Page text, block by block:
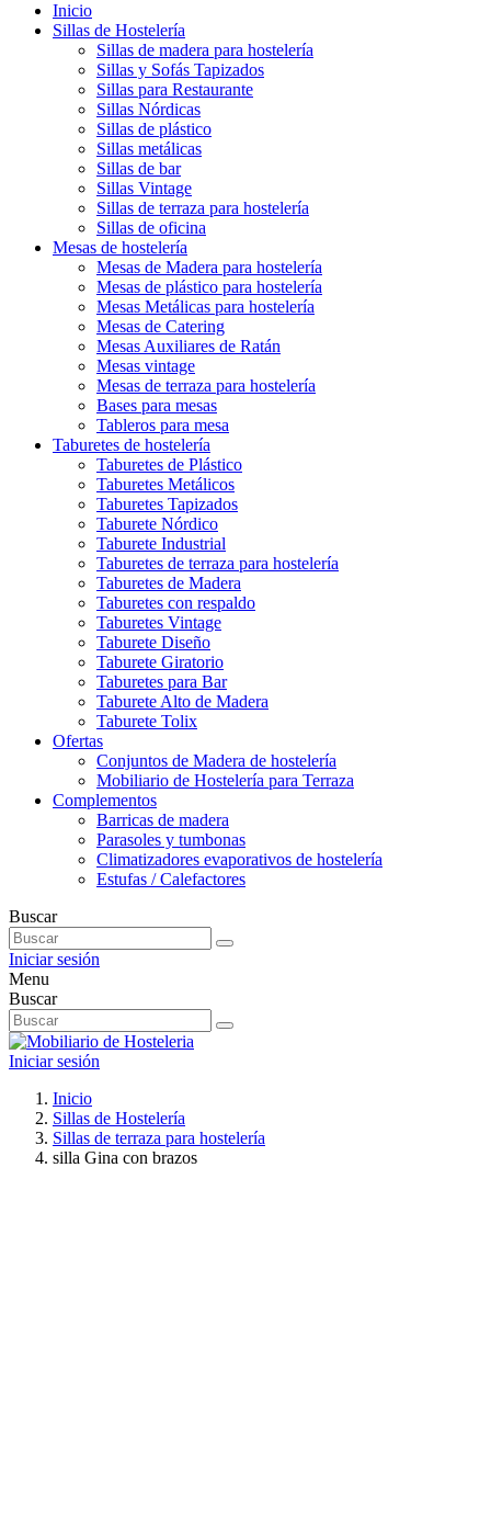
Inicio
Sillas de Hostelería
Sillas de madera para hostelería
Sillas y Sofás Tapizados
Sillas para Restaurante
Sillas Nórdicas
Sillas de plástico
Sillas metálicas
Sillas de bar
Sillas Vintage
Sillas de terraza para hostelería
Sillas de oficina
Mesas de hostelería
Mesas de Madera para hostelería
Mesas de plástico para hostelería
Mesas Metálicas para hostelería
Mesas de Catering
Mesas Auxiliares de Ratán
Mesas vintage
Mesas de terraza para hostelería
Bases para mesas
Tableros para mesa
Taburetes de hostelería
Taburetes de Plástico
Taburetes Metálicos
Taburetes Tapizados
Taburete Nórdico
Taburete Industrial
Taburetes de terraza para hostelería
Taburetes de Madera
Taburetes con respaldo
Taburetes Vintage
Taburete Diseño
Taburete Giratorio
Taburetes para Bar
Taburete Alto de Madera
Taburete Tolix
Ofertas
Conjuntos de Madera de hostelería
Mobiliario de Hostelería para Terraza
Complementos
Barricas de madera
Parasoles y tumbonas
Climatizadores evaporativos de hostelería
Estufas / Calefactores
Buscar
Iniciar sesión
Menu
Buscar
Iniciar sesión
Inicio
Sillas de Hostelería
Sillas de terraza para hostelería
silla Gina con brazos